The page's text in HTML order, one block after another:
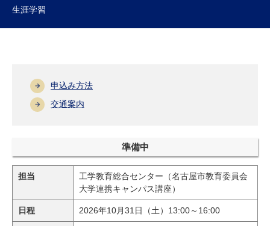
国際交流
在学生
企業・研究者
地域・一般
寄附のお願い
生涯学習
申込み方法
交通案内
準備中
担当
工学教育総合センター（名古屋市教育委員会
大学連携キャンパス講座）
日程 2026年10月31日（土）13:00～16:00